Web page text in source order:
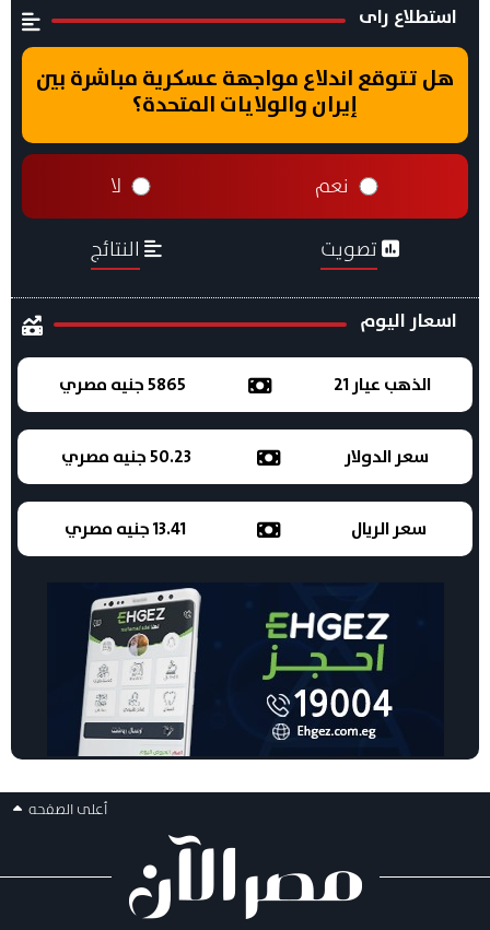
استطلاع راى
هل تتوقع اندلاع مواجهة عسكرية مباشرة بين
إيران والولايات المتحدة؟
نعم لا
تصويت النتائج
اسعار اليوم
الذهب عيار 21 5865 جنيه مصري
سعر الدولار 50.23 جنيه مصري
سعر الريال 13.41 جنيه مصري
أعلى الصفحه